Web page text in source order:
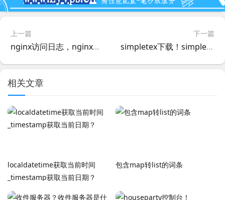
上一篇
nginx访问日志，nginx查看访问记录？
下一篇
simpletex下载！simplebitstudios？
相关文章
localdatetime获取当前时间
_timestamp获取当前日期？
包含map转list的词条